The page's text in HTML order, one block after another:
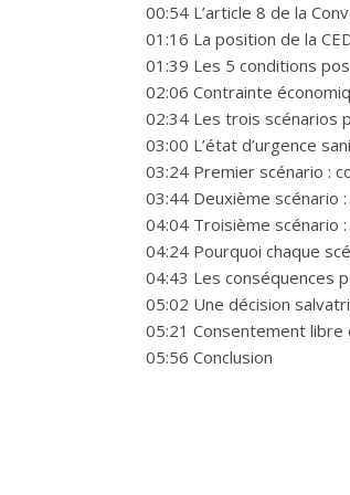
00:54 L’article 8 de la
01:16 La position de la
01:39 Les 5 conditions
02:06 Contrainte
02:34 Les trois scénarios
03:00 L’état d’urgence
03:24 Premier scénario :
03:44 Deuxième scénario
04:04 Troisième scénario
04:24 Pourquoi chaque
04:43 Les conséquences
05:02 Une décision
05:21 Consentement
05:56 Conclusion